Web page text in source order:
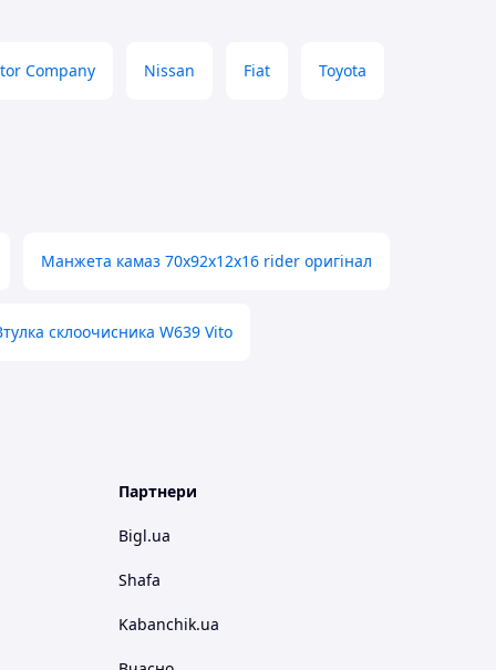
Company Nissan Fiat Toyota
Манжета камаз 70х92х12х16 rider оригінал
склоочисника W639 Vito
Партнери
Bigl.ua
Shafa
Kabanchik.ua